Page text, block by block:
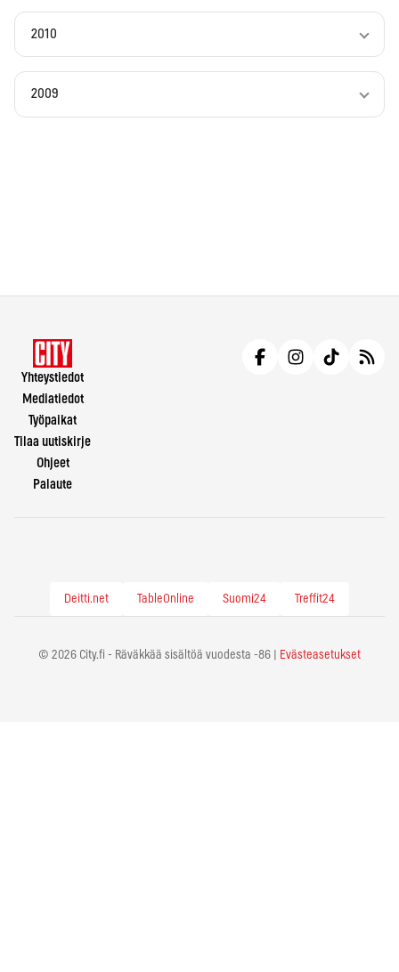
2010
2009
Yhteystiedot
Mediatiedot
Työpaikat
Tilaa uutiskirje
Ohjeet
Palaute
Deitti.net TableOnline Suomi24 Treffit24
© 2026 City.fi - Räväkkää sisältöä vuodesta -86 | Evästeasetukset